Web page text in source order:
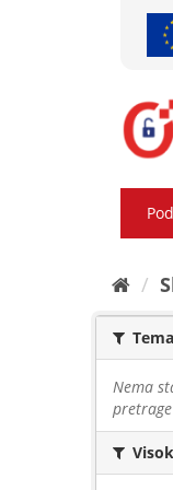
Tema
Nema
pretrage